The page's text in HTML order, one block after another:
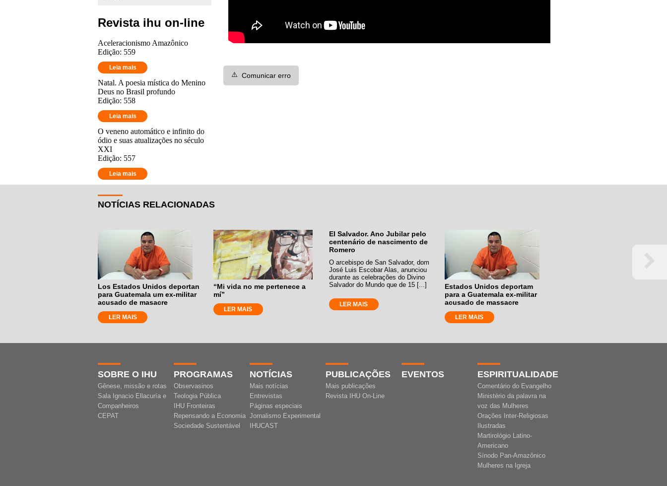
Revista ihu on-line
Aceleracionismo Amazônico
Edição: 559
Leia mais
Natal. A poesia mística do Menino
Deus no Brasil profundo
Edição: 558
Leia mais
O veneno automático e infinito do
ódio e suas atualizações no século
XXI
Edição: 557
Leia mais
⚠️ Comunicar erro
NOTÍCIAS RELACIONADAS
Los Estados Unidos deportan
para Guatemala um ex-militar
acusado de masacre
LER MAIS
“Mi vida no me pertenece a
mí”
LER MAIS
El Salvador. Ano Jubilar pelo
centenário de nascimento de
Romero
O arcebispo de San Salvador, dom
José Luis Escobar Alas, anunciou
durante as celebrações do Divino
Salvador do Mundo que de 15 [...]
LER MAIS
Estados Unidos deportam
para a Guatemala ex-militar
acusado de massacre
LER MAIS
SOBRE O IHU
Gênese, missão e rotas
Sala Ignacio Ellacuría e
Companheiros
CEPAT
PROGRAMAS
Observasinos
Teologia Pública
IHU Fronteiras
Repensando a Economia
Sociedade Sustentável
NOTÍCIAS
Mais notícias
Entrevistas
Páginas especiais
Jornalismo Experimental
IHUCAST
PUBLICAÇÕES
Mais publicações
Revista IHU On-Line
EVENTOS ESPIRITUALIDADE
Comentário do Evangelho
Ministério da palavra na
voz das Mulheres
Orações Inter-Religiosas
Ilustradas
Martirológio Latino-
Americano
Sínodo Pan-Amazônico
Mulheres na Igreja